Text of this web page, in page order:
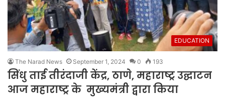
EDUCATION
The Narad News September 1, 2024 0 193
सिंधु ताई तीरंदाजी केंद्र, ठाणे, महाराष्ट्र उद्घाटन
आज महाराष्ट्र के मुख्यमंत्री द्वारा किया